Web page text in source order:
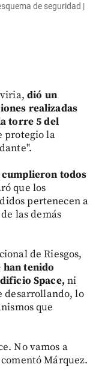
de seguridad |
dió un
realizadas
torre 5 del
protegio la
cumplieron todos
que los
pertenecen a
las demás
de Riesgos,
han tenido
Space, ni
desarrollando, lo
que
No vamos a
Márquez.